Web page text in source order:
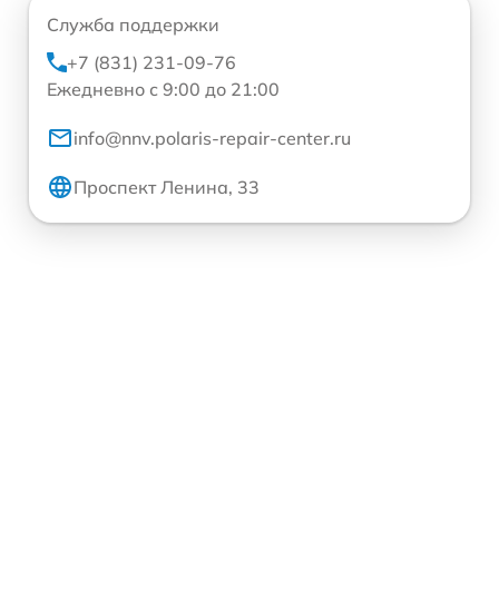
Служба поддержки
+7 (831) 231-09-76
Ежедневно с 9:00 до 21:00
info@nnv.polaris-repair-center.ru
Проспект Ленина, 33